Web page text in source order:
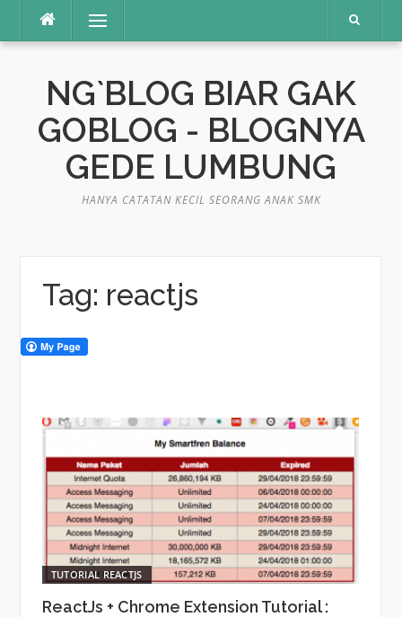
content
Menu
NG`BLOG BIAR GAK
GOBLOG - BLOGNYA
GEDE LUMBUNG
HANYA CATATAN KECIL SEORANG ANAK SMK
Tag: reactjs
TUTORIAL REACTJS
ReactJs + Chrome Extension Tutorial :